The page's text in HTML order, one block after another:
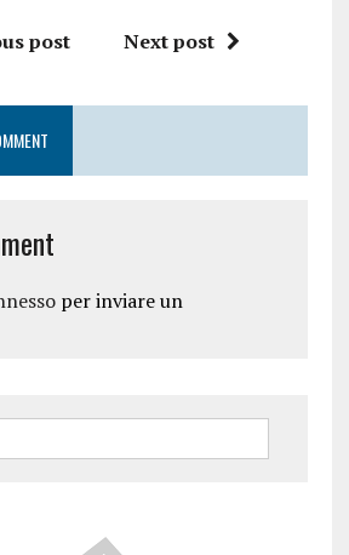
post Next post
per inviare un